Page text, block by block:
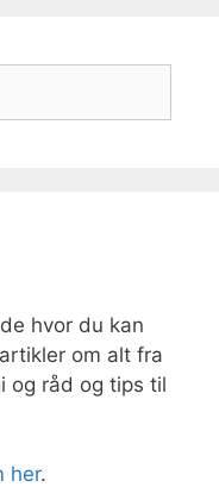
hvor du kan
om alt fra
og råd og tips til
her.